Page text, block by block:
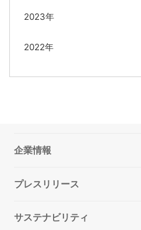
2023年
2022年
企業情報
プレスリリース
サステナビリティ